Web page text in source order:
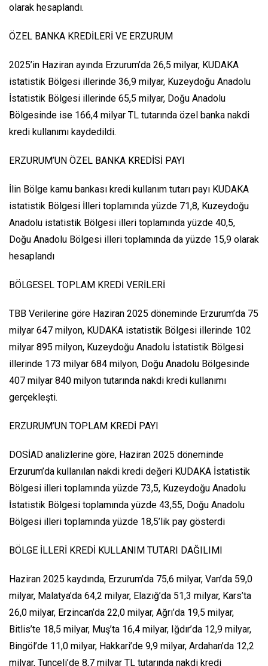
olarak hesaplandı.
ÖZEL BANKA KREDİLERİ VE ERZURUM
2025’in Haziran ayında Erzurum’da 26,5 milyar, KUDAKA
istatistik Bölgesi illerinde 36,9 milyar, Kuzeydoğu Anadolu
İstatistik Bölgesi illerinde 65,5 milyar, Doğu Anadolu
Bölgesinde ise 166,4 milyar TL tutarında özel banka nakdi
kredi kullanımı kaydedildi.
ERZURUM’UN ÖZEL BANKA KREDİSİ PAYI
İlin Bölge kamu bankası kredi kullanım tutarı payı KUDAKA
istatistik Bölgesi İlleri toplamında yüzde 71,8, Kuzeydoğu
Anadolu istatistik Bölgesi illeri toplamında yüzde 40,5,
Doğu Anadolu Bölgesi illeri toplamında da yüzde 15,9 olarak
hesaplandı
BÖLGESEL TOPLAM KREDİ VERİLERİ
TBB Verilerine göre Haziran 2025 döneminde Erzurum’da 75
milyar 647 milyon, KUDAKA istatistik Bölgesi illerinde 102
milyar 895 milyon, Kuzeydoğu Anadolu İstatistik Bölgesi
illerinde 173 milyar 684 milyon, Doğu Anadolu Bölgesinde
407 milyar 840 milyon tutarında nakdi kredi kullanımı
gerçekleşti.
ERZURUM’UN TOPLAM KREDİ PAYI
DOSİAD analizlerine göre, Haziran 2025 döneminde
Erzurum’da kullanılan nakdi kredi değeri KUDAKA İstatistik
Bölgesi illeri toplamında yüzde 73,5, Kuzeydoğu Anadolu
İstatistik Bölgesi toplamında yüzde 43,55, Doğu Anadolu
Bölgesi illeri toplamında yüzde 18,5’lik pay gösterdi
BÖLGE İLLERİ KREDİ KULLANIM TUTARI DAĞILIMI
Haziran 2025 kaydında, Erzurum’da 75,6 milyar, Van’da 59,0
milyar, Malatya’da 64,2 milyar, Elazığ’da 51,3 milyar, Kars’ta
26,0 milyar, Erzincan’da 22,0 milyar, Ağrı’da 19,5 milyar,
Bitlis’te 18,5 milyar, Muş’ta 16,4 milyar, Iğdır’da 12,9 milyar,
Bingöl’de 11,0 milyar, Hakkari’de 9,9 milyar, Ardahan’da 12,2
milyar, Tunceli’de 8,7 milyar TL tutarında nakdi kredi